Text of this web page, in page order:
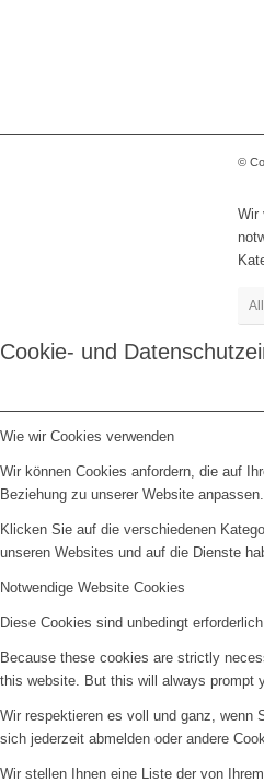
©
Wir
Cookie- und
Wie wir Cookies verwenden
Wir können Cookies anfordern, die auf
Beziehung zu unserer Website anpassen.
Klicken Sie auf die verschiedenen
unseren Websites und auf die Dienste
Notwendige Website Cookies
Diese Cookies sind unbedingt
Because these cookies are strictly
this website. But this will always prompt
Wir respektieren es voll und ganz, wenn
sich jederzeit abmelden oder andere
Wir stellen Ihnen eine Liste der von